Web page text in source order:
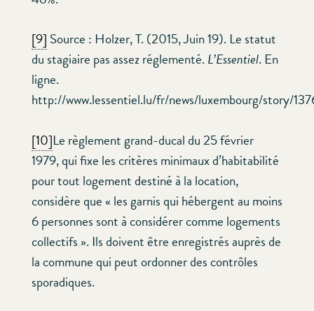
[9] Source : Holzer, T. (2015, Juin 19). Le statut
du stagiaire pas assez réglementé. L’Essentiel. En
ligne.
http://www.lessentiel.lu/fr/news/luxembourg/story/
[10]Le règlement grand-ducal du 25 février
1979, qui fixe les critères minimaux d’habitabilité
pour tout logement destiné à la location,
considère que « les garnis qui hébergent au moins
6 personnes sont à considérer comme logements
collectifs ». Ils doivent être enregistrés auprès de
la commune qui peut ordonner des contrôles
sporadiques.